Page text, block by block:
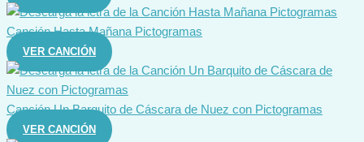
Canción Hasta Mañana Pictogramas
VER CANCIÓN
Canción Un Barquito de Cáscara de Nuez con Pictogramas
VER CANCIÓN